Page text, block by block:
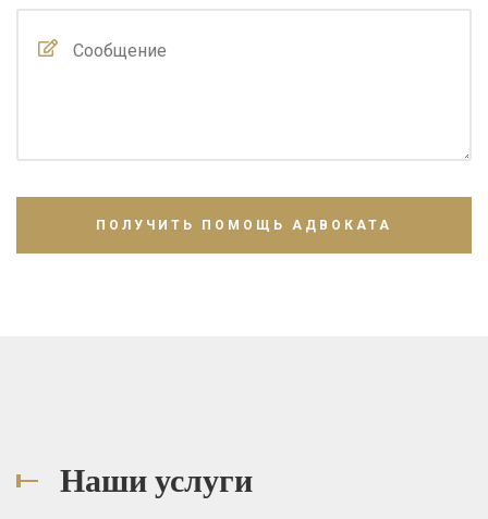
Наши услуги